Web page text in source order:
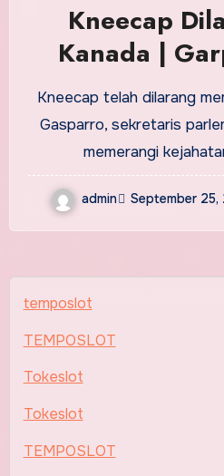
Kneecap
Kanada |
Kneecap telah dilarang memasuki Kanada, Vince
Gasparro, sekretaris
memerangi
admin September 25,
temposlot
TEMPOSLOT
Tokeslot
Tokeslot
TEMPOSLOT